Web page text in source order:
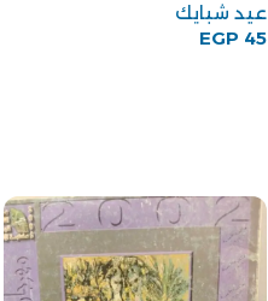
عيد شبايك
EGP 45